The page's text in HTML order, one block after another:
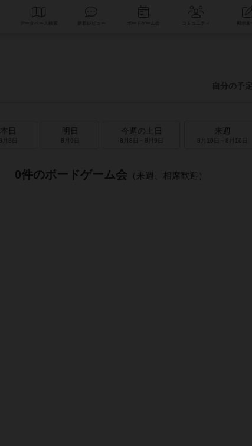
データベース コミュニティ
本日
8月8日
明日
8月9日
今週の土日
8月8日～8月9日
来週
8月10日～8月16日
0件のボードゲーム会 （来週、相席歓迎）